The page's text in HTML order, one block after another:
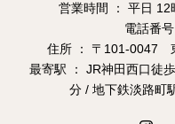
営業時間 ： 平日
電話番
住所 ： 〒101-0047
最寄駅 ： JR神田西口徒
分 / 地下鉄淡路町